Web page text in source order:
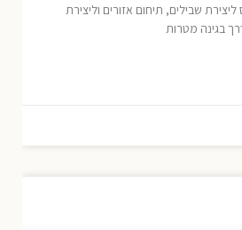
שבילים, תיחום אזורים וליצירת
בגינה מטרות